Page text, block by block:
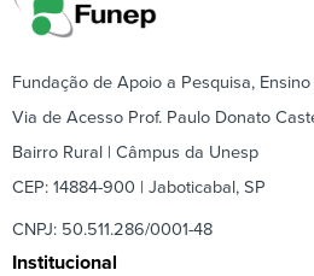
Fundação de Apoio a Pesquisa,
Via de Acesso Prof. Paulo Donato
Bairro Rural | Câmpus da Unesp
CEP: 14884-900 | Jaboticabal, SP
CNPJ: 50.511.286/0001-48
Institucional